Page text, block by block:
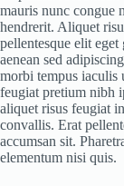
mauris nunc congue
hendrerit. Aliquet
pellentesque elit
aenean sed
morbi tempus iaculis
feugiat pretium nibh
aliquet risus feugiat
convallis. Erat
accumsan sit.
elementum nisi quis.